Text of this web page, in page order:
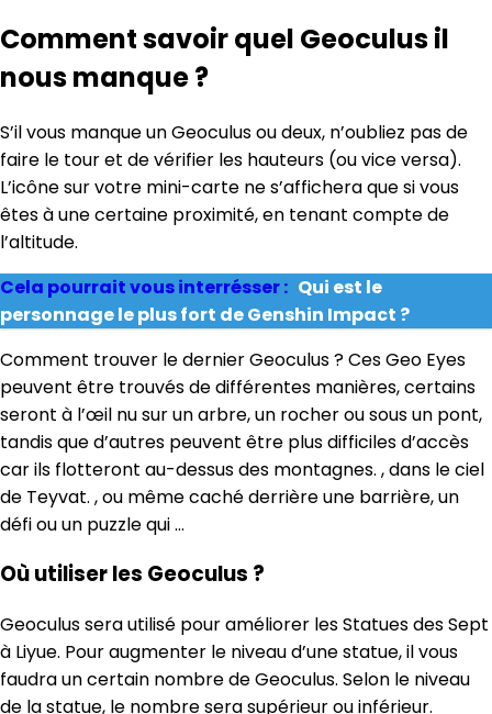
Comment savoir quel Geoculus il
nous manque ?
S’il vous manque un Geoculus ou deux, n’oubliez pas de
faire le tour et de vérifier les hauteurs (ou vice versa).
L’icône sur votre mini-carte ne s’affichera que si vous
êtes à une certaine proximité, en tenant compte de
l’altitude.
Cela pourrait vous interrésser : Qui est le
personnage le plus fort de Genshin Impact ?
Comment trouver le dernier Geoculus ? Ces Geo Eyes
peuvent être trouvés de différentes manières, certains
seront à l’œil nu sur un arbre, un rocher ou sous un pont,
tandis que d’autres peuvent être plus difficiles d’accès
car ils flotteront au-dessus des montagnes. , dans le ciel
de Teyvat. , ou même caché derrière une barrière, un
défi ou un puzzle qui …
Où utiliser les Geoculus ?
Geoculus sera utilisé pour améliorer les Statues des Sept
à Liyue. Pour augmenter le niveau d’une statue, il vous
faudra un certain nombre de Geoculus. Selon le niveau
de la statue, le nombre sera supérieur ou inférieur.